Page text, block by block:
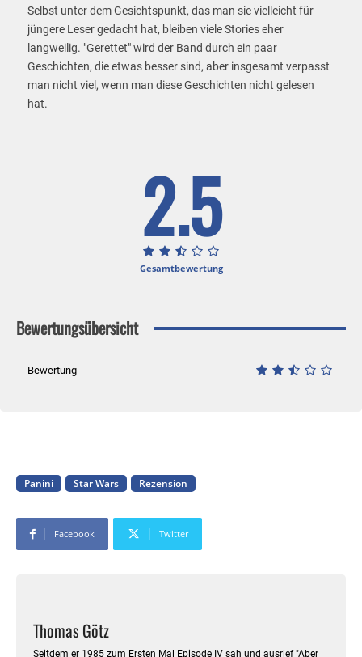
Selbst unter dem Gesichtspunkt, das man sie vielleicht für
jüngere Leser gedacht hat, bleiben viele Stories eher
langweilig. "Gerettet" wird der Band durch ein paar
Geschichten, die etwas besser sind, aber insgesamt verpasst
man nicht viel, wenn man diese Geschichten nicht gelesen
hat.
2.5
Gesamtbewertung
Bewertungsübersicht
Bewertung
Panini Star Wars Rezension
Facebook Twitter
Thomas Götz
Seitdem er 1985 zum Ersten Mal Episode IV sah und ausrief "Aber